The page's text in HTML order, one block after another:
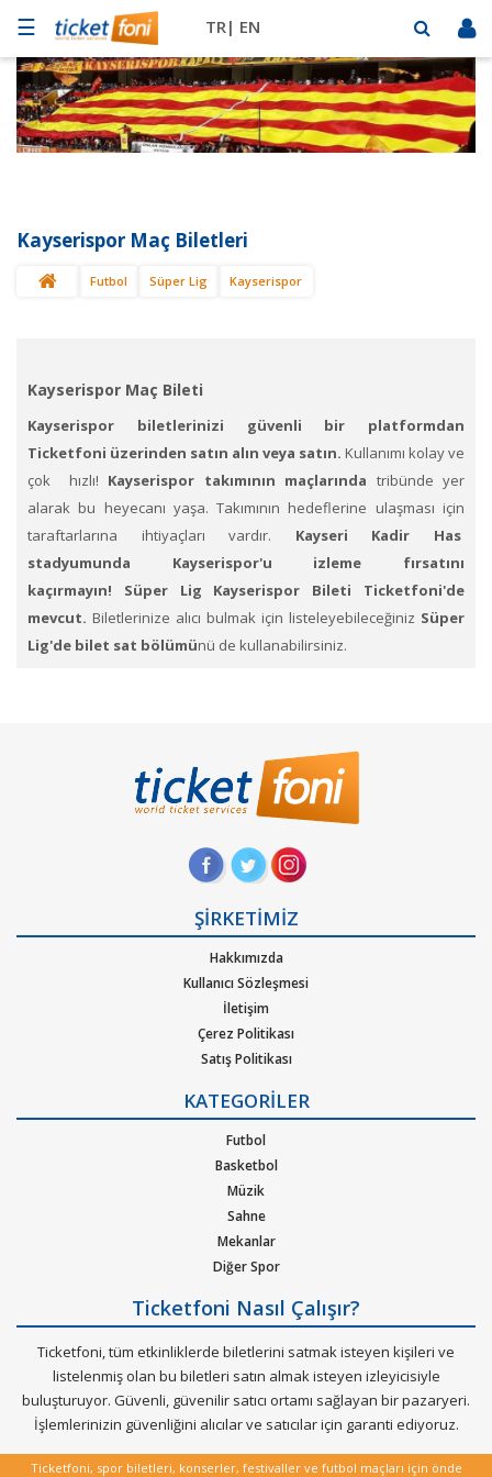
☰ TR| EN
Futbol
Basketbol
Mekanlar
Diğer
Kayserispor Maç Biletleri
Futbol Süper Lig Kayserispor
Kayserispor Maç Bileti
Kayserispor biletlerinizi güvenli bir platformdan
Ticketfoni üzerinden satın alın veya satın. Kullanımı kolay ve
çok hızlı! Kayserispor takımının maçlarında tribünde yer
alarak bu heyecanı yaşa. Takımının hedeflerine ulaşması için
taraftarlarına ihtiyaçları vardır. Kayseri Kadir Has
stadyumunda
Kayserispor'u izleme fırsatını
kaçırmayın!
Süper Lig Kayserispor Bileti Ticketfoni'de
mevcut. Biletlerinize alıcı bulmak için listeleyebileceğiniz Süper
Lig'de bilet sat bölümünü de kullanabilirsiniz.
istediğiniz etkinlik ya da etkinliklere ait siteye optimize edilmiş
oturma planları ve kategori sayesinde bilet seçiminizi yapınız.)
Bilet alım ya da satım ile ilgili sorunuz mu var?
danışmanlarımız size çok hızlı bir şekilde cevap verecektir.
Ticketfoni ile Türkiye Süper Lig'de Galatasaray, Fenerbahçe,
Adana Demirspor, Başakşehir FK, Trabzonspor, Konyaspor,
Beşiktaş, Kayserispor, Alanyaspor, Gaziantep FK, MKE
Ankaragücü, Antalyaspor, Giresunspor, Hatayspor, Kasımpaşa,
Sivasspor takımlarını stadyumdan canlı izleyebilirsiniz. En iyi
etkinlikleri Ticketfoni üzerinden alacağınız biletler sayesinde
izleyin. Kolay, hızlı ve güvenli bir şekilde biletlerinizi alın ya da
ŞİRKETİMİZ
Hakkımızda
Kullanıcı Sözleşmesi
İletişim
Çerez Politikası
Satış Politikası
Kurumsal Ağırlama
Nasıl Çalışır
Bilet Tipi ve Teslimat
Üyelik Doğrulama
Sık Sorulan Sorular
KATEGORİLER
Futbol
Basketbol
Müzik
Sahne
Mekanlar
Diğer Spor
Ticketfoni Nasıl Çalışır?
Ticketfoni, tüm etkinliklerde biletlerini satmak isteyen kişileri ve
listelenmiş olan bu biletleri satın almak isteyen izleyicisiyle
buluşturuyor. Güvenli, güvenilir satıcı ortamı sağlayan bir pazaryeri.
İşlemlerinizin güvenliğini alıcılar ve satıcılar için garanti ediyoruz.
Ticketfoni, spor biletleri, konserler, festivaller ve futbol maçları için önde